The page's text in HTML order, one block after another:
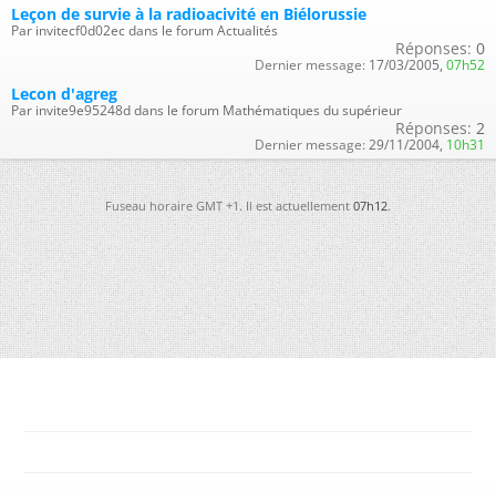
Leçon de survie à la radioacivité en Biélorussie
Par invitecf0d02ec dans le forum Actualités
Réponses: 0
Dernier message: 17/03/2005, 07h52
Lecon d'agreg
Par invite9e95248d dans le forum Mathématiques du supérieur
Réponses: 2
Dernier message: 29/11/2004, 10h31
Fuseau horaire GMT +1. Il est actuellement07h12.